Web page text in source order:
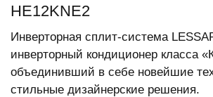
HE12KNE2
Инверторная сплит-система
инверторный кондиционер класса
объединивший в себе новейшие
стильные дизайнерские решения.